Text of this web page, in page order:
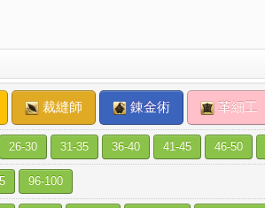
裁縫師 錬金術 革細工
26-30 31-35 36-40 41-45 46-50
96-100